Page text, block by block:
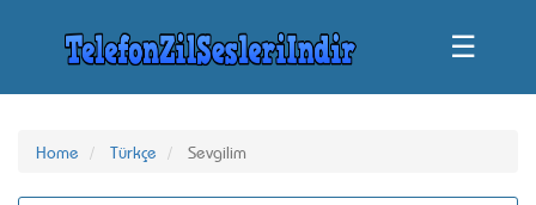
☰
Home Türkçe Sevgilim